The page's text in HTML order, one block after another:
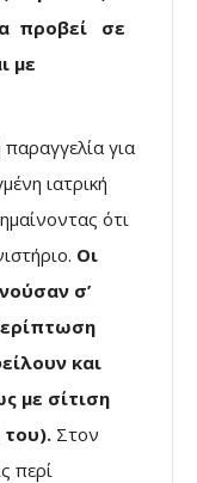
προβεί σε
με
για
ιατρική
ότι
Οι
σ’
και
με σίτιση
του). Στον
περί